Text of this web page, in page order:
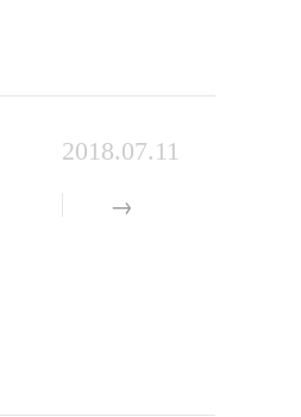
2018.07.11